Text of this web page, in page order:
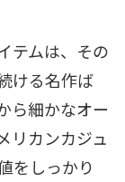
テムは、その
ける名作ば
ら細かなオー
リカンカジュ
をしっかり